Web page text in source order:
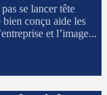
se lancer tête
bien conçu aide les
et l’image...